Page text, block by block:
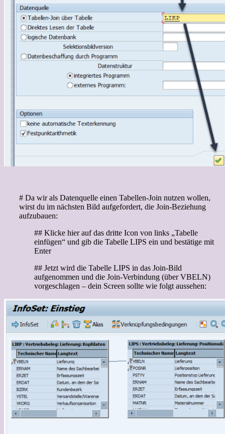
# Da wir als Datenquelle einen Tabellen-Join nutzen wollen,
wirst du im nächsten Bild aufgefordert, die Join-Beziehung
aufzubauen:
## Klicke hier auf das dritte Icon von links „Tabelle
einfügen“ und gib die Tabelle LIPS ein und bestätige mit
Enter
## Jetzt wird die Tabelle LIPS in das Join-Bild
aufgenommen und die Join-Verbindung (über VBELN)
vorgeschlagen – dein Screen sollte wie folgt aussehen: